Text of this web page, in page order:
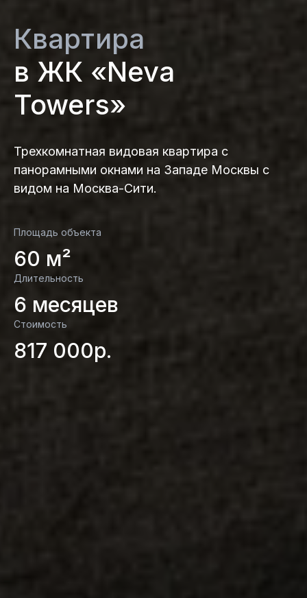
Квартира
в ЖК «Neva
Towers»
Трехкомнатная видовая квартира с
панорамными окнами на Западе Москвы с
видом на Москва-Сити.
Площадь объекта
60 м²
Длительность
6 месяцев
Стоимость
817 000р.